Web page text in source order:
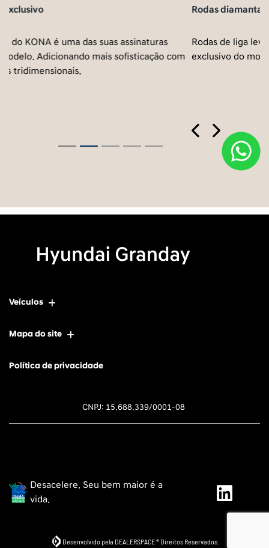
Rodas diamantadas de 18’’
Rodas de liga leve diamantadas de 18” com design
exclusivo do modelo.
Veículos
Mapa do site
Política de privacidade
CNPJ: 15.688.339/0001-08
Desacelere. Seu bem maior é a
vida.
Desenvolvido pela DEALERSPACE ® Direitos Reservados.